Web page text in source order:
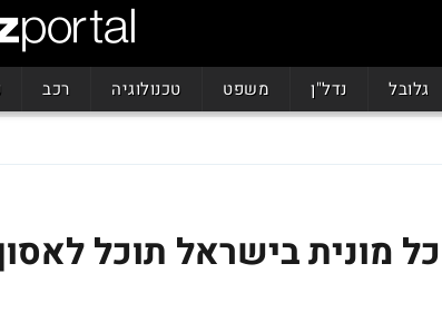
גלובל נדל"ן משפט טכנולוגיה רכב
מונית בישראל תוכל